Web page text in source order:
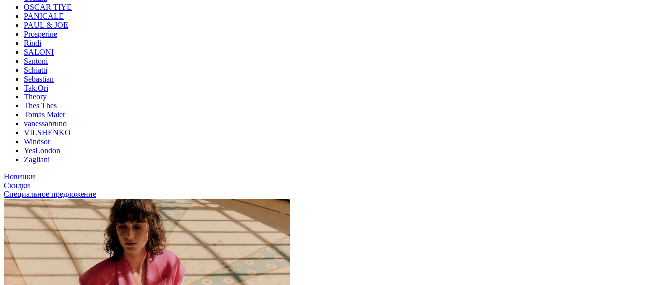
OSCAR TIYE
PANICALE
PAUL & JOE
Prosperine
Rindi
SALONI
Santoni
Schiatti
Sebastian
Tak.Ori
Theory
Thes Thes
Tomas Maier
vanessabruno
VILSHENKO
Windsor
YesLondon
Zagliani
Новинки
Скидки
Специальное предложение